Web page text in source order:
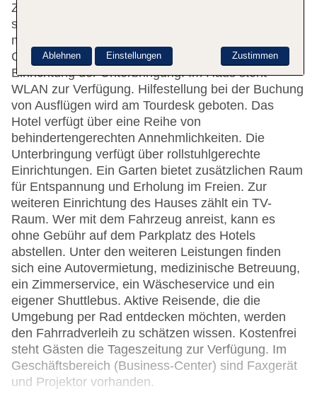
Zimmer. An der Rezeption im Empfangsbereich
steht englisch- und französischsprachiges Personal
mit Rat und Tat zur Seite. Eine
Gepäckaufbewahrung und ein Safe gehören zur
Einrichtung der Unterbringung. Im Haus steht
WLAN zur Verfügung. Hilfestellung bei der Buchung
von Ausflügen wird am Tourdesk geboten. Das
Hotel verfügt über eine Reihe von
behindertengerechten Annehmlichkeiten. Die
Unterbringung verfügt über rollstuhlgerechte
Einrichtungen. Ein Garten bietet zusätzlichen Raum
für Entspannung und Erholung im Freien. Zur
weiteren Einrichtung des Hauses zählt ein TV-
Raum. Wer mit dem Fahrzeug anreist, kann es
ohne Gebühr auf dem Parkplatz des Hotels
abstellen. Unter den weiteren Leistungen finden
sich eine Autovermietung, medizinische Betreuung,
ein Zimmerservice, ein Wäscheservice und ein
eigener Shuttlebus. Aktive Reisende, die die
Umgebung per Rad entdecken möchten, werden
den Fahrradverleih zu schätzen wissen. Kostenfrei
steht Gästen die Tageszeitung zur Verfügung. Im
Geschäftsbereich (Business-Center) sind Faxgerät
und Projektor vorhanden.
Zustimmen
Ablehnen Einstellungen